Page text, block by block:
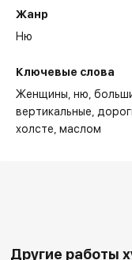
Жанр
Ню
Ключевые слова
Женщины ню
вертикальные
холсте маслом
Другие работы